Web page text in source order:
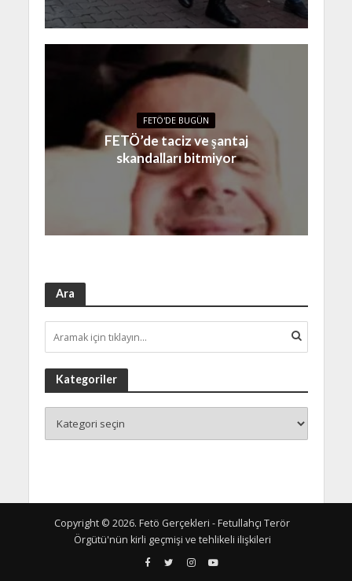
FETÖ'DE BUGÜN
FETÖ’de taciz ve şantaj
skandalları bitmiyor
Ara
Kategoriler
Copyright © 2026. Fetö Gerçekleri - Fetullahçı Terör
Örgütü'nün kirli geçmişi ve tehlikeli ilişkileri